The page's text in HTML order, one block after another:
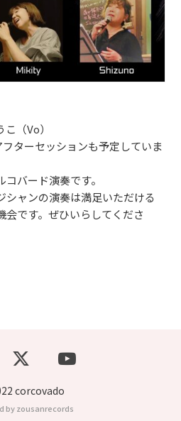
（Vo）
ターセッションも予定していま
バード演奏です。
シャンの演奏は満足いただける
会です。ぜひいらしてくださ
corcovado
by zousanrecords